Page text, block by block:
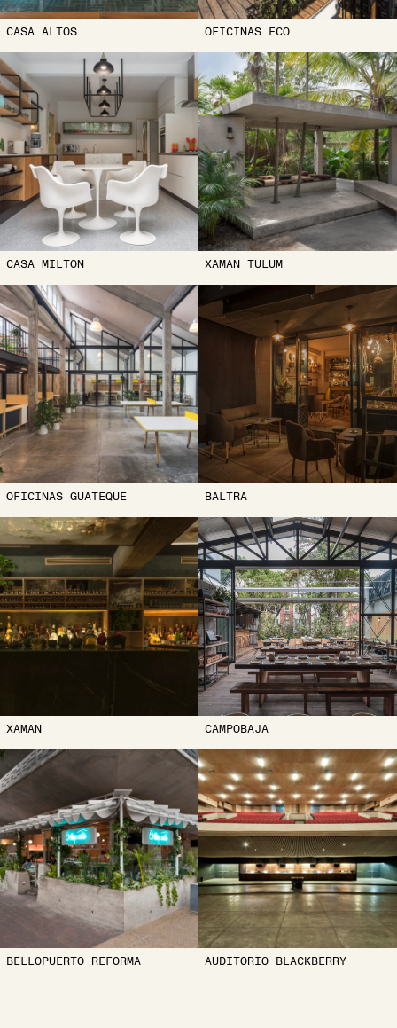
CASA ALTOS OFICINAS ECO
CASA MILTON XAMAN TULUM
OFICINAS GUATEQUE BALTRA
XAMAN CAMPOBAJA
BELLOPUERTO REFORMA AUDITORIO BLACKBERRY